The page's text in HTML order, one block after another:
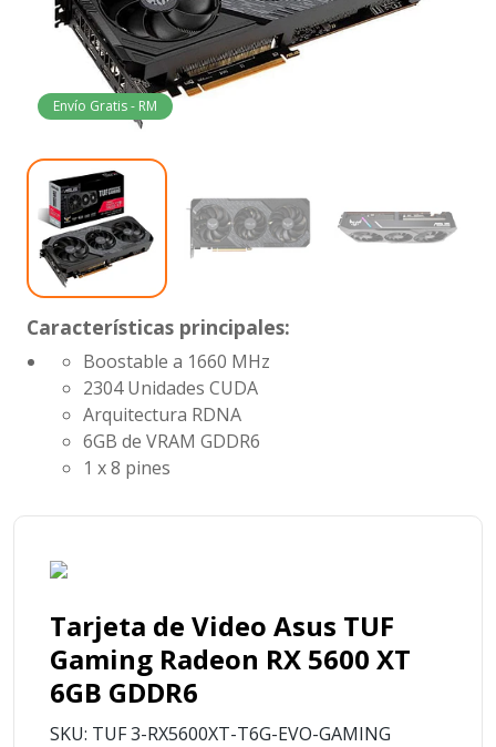
Envío Gratis - RM
Características principales:
Boostable a 1660 MHz
2304 Unidades CUDA
Arquitectura RDNA
6GB de VRAM GDDR6
1 x 8 pines
Tarjeta de Video Asus TUF
Gaming Radeon RX 5600 XT
6GB GDDR6
SKU: TUF 3-RX5600XT-T6G-EVO-GAMING